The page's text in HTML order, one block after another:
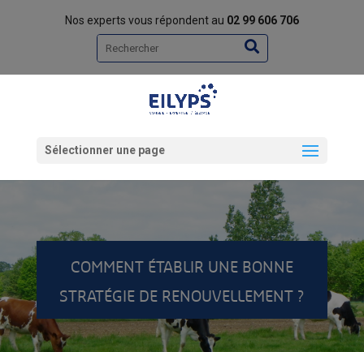
Nos experts vous répondent au 02 99 606 706
Rechercher
Sélectionner une page
COMMENT ÉTABLIR UNE BONNE
STRATÉGIE DE RENOUVELLEMENT ?